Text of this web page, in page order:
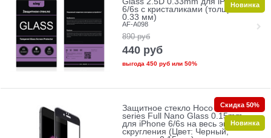
6/6s с кристаликами (толщина
0.33 мм)
AF-A098
890 руб
440 руб
выгода 450 рубили 50%
Новинка
Защитное стекло Hoco Ghost
series Full Nano Glass 0.15mm
для iPhone 6/6s на весь экран без
скругления (Цвет: Черный,
Скидка 50%
Новинка